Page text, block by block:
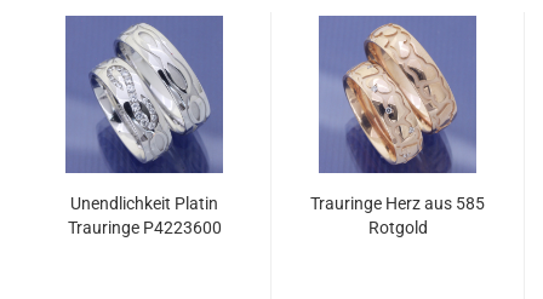
Unendlichkeit Platin
Trauringe P4223600
Trauringe Herz aus 585
Rotgold